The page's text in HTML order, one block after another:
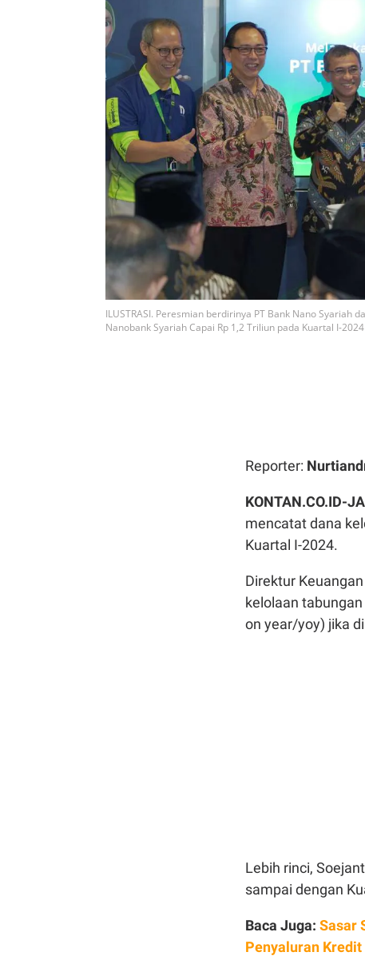
ILUSTRASI. Peresmian berdirinya PT Bank Nano Syariah
Nanobank Syariah Capai Rp 1,2 Triliun pada Kuartal I-2024
Reporter:
KONTAN.CO.ID-
mencatat dana
Kuartal I-2024.
Direktur
kelolaan
on year/yoy) jika
Lebih rinci,
sampai dengan
Baca Juga: Sasar
Penyaluran Kredit